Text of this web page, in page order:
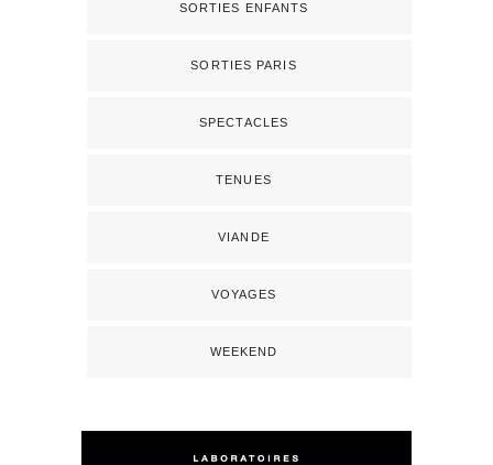
SORTIES ENFANTS
SORTIES PARIS
SPECTACLES
TENUES
VIANDE
VOYAGES
WEEKEND